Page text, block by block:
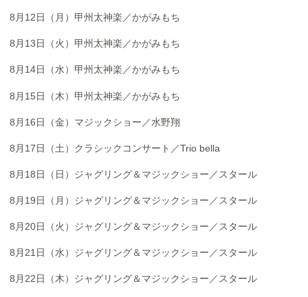
8月12日（月）甲州太神楽／かがみもち
8月13日（火）甲州太神楽／かがみもち
8月14日（水）甲州太神楽／かがみもち
8月15日（木）甲州太神楽／かがみもち
8月16日（金）マジックショー／水野翔
8月17日（土）クラシックコンサート／Trio bella
8月18日（日）ジャグリング＆マジックショー／スタール
8月19日（月）ジャグリング＆マジックショー／スタール
8月20日（火）ジャグリング＆マジックショー／スタール
8月21日（水）ジャグリング＆マジックショー／スタール
8月22日（木）ジャグリング＆マジックショー／スタール